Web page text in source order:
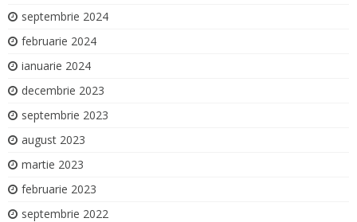
septembrie 2024
februarie 2024
ianuarie 2024
decembrie 2023
septembrie 2023
august 2023
martie 2023
februarie 2023
septembrie 2022